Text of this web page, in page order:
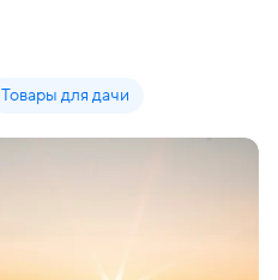
Товары для дачи